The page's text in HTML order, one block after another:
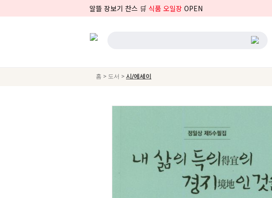
알뜰 장보기 찬스 🛒 식품 오일장 OPEN
홈 > 도서 > 시/에세이